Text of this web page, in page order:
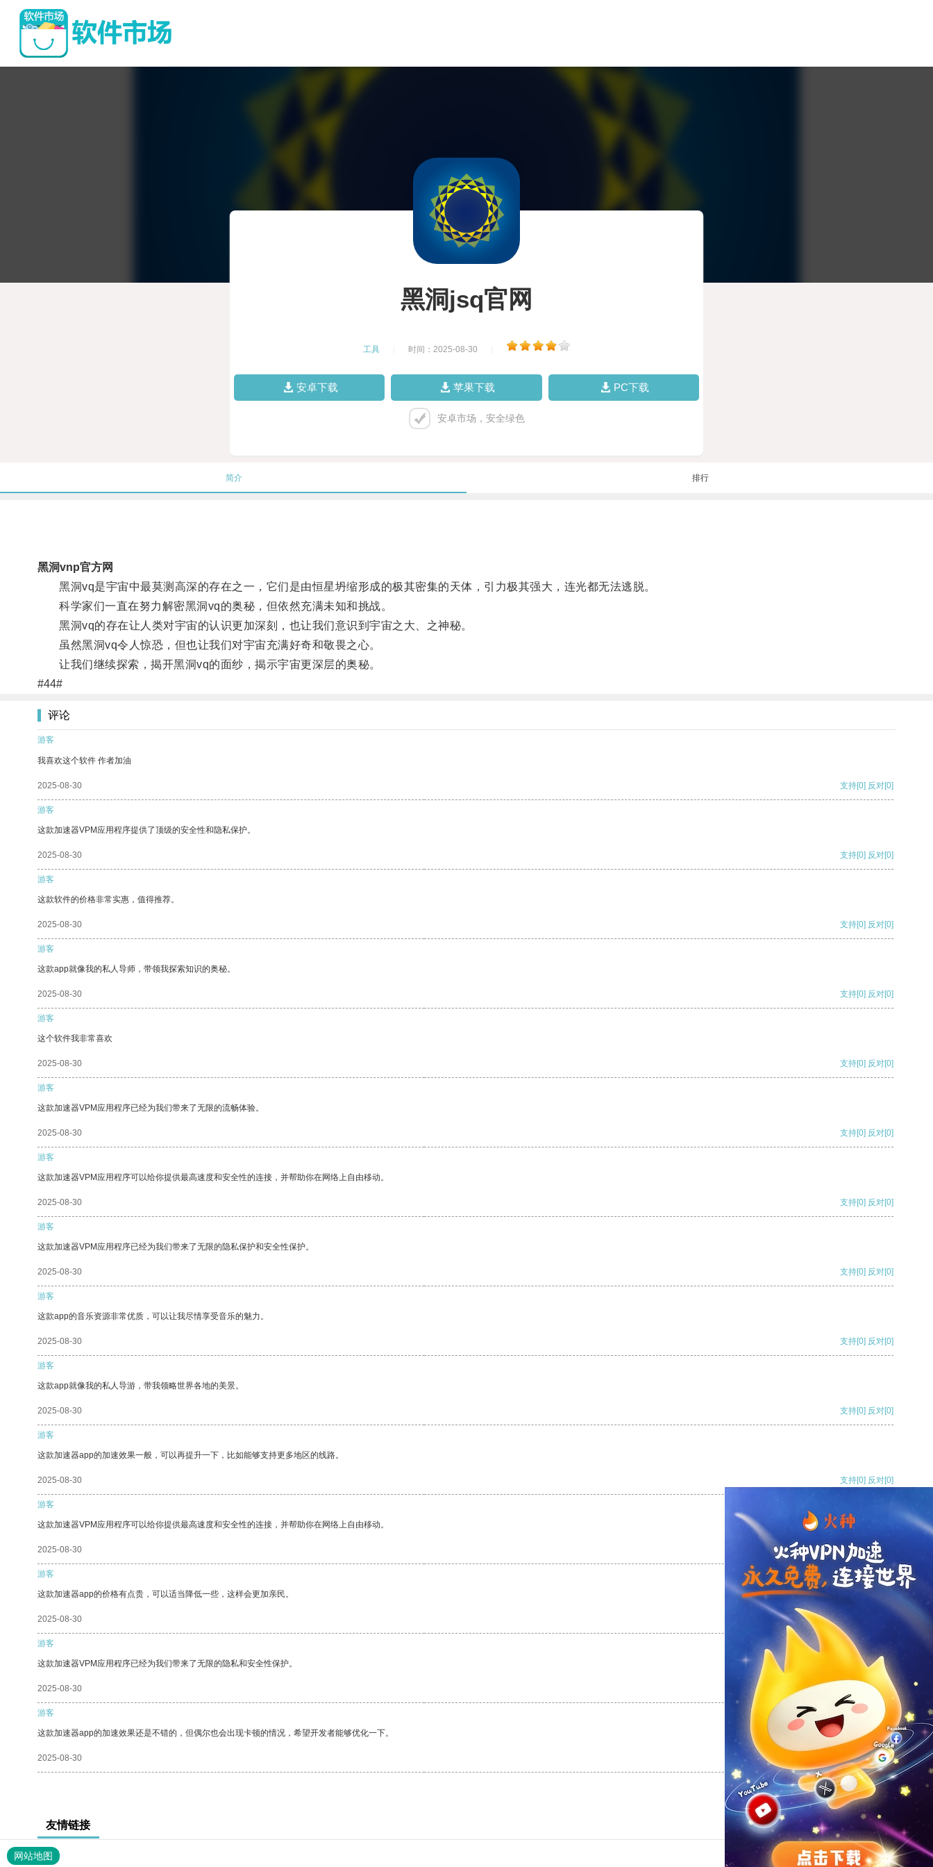
黑洞jsq官网
工具 时间：2025-08-30
安卓下载 苹果下载 PC下载
安卓市场，安全绿色
简介 排行
黑洞vnp官方网
黑洞vq是宇宙中最莫测高深的存在之一，它们是由恒星坍缩形成的极其密集的天体，引力极其强大，连光都无法逃脱。
科学家们一直在努力解密黑洞vq的奥秘，但依然充满未知和挑战。
黑洞vq的存在让人类对宇宙的认识更加深刻，也让我们意识到宇宙之大、之神秘。
虽然黑洞vq令人惊恐，但也让我们对宇宙充满好奇和敬畏之心。
让我们继续探索，揭开黑洞vq的面纱，揭示宇宙更深层的奥秘。
#44#
评论
游客
我喜欢这个软件 作者加油
2025-08-30 支持[0] 反对[0]
游客
这款加速器VPM应用程序提供了顶级的安全性和隐私保护。
2025-08-30 支持[0] 反对[0]
游客
这款软件的价格非常实惠，值得推荐。
2025-08-30 支持[0] 反对[0]
游客
这款app就像我的私人导师，带领我探索知识的奥秘。
2025-08-30 支持[0] 反对[0]
游客
这个软件我非常喜欢
2025-08-30 支持[0] 反对[0]
游客
这款加速器VPM应用程序已经为我们带来了无限的流畅体验。
2025-08-30 支持[0] 反对[0]
游客
这款加速器VPM应用程序可以给你提供最高速度和安全性的连接，并帮助你在网络上自由移动。
2025-08-30 支持[0] 反对[0]
游客
这款加速器VPM应用程序已经为我们带来了无限的隐私保护和安全性保护。
2025-08-30 支持[0] 反对[0]
游客
这款app的音乐资源非常优质，可以让我尽情享受音乐的魅力。
2025-08-30 支持[0] 反对[0]
游客
这款app就像我的私人导游，带我领略世界各地的美景。
2025-08-30 支持[0] 反对[0]
游客
这款加速器app的加速效果一般，可以再提升一下，比如能够支持更多地区的线路。
2025-08-30 支持[0] 反对[0]
游客
这款加速器VPM应用程序可以给你提供最高速度和安全性的连接，并帮助你在网络上自由移动。
2025-08-30 支持[0] 反对
游客
这款加速器app的价格有点贵，可以适当降低一些，这样会更加亲民。
2025-08-30 支持
游客
这款加速器VPM应用程序已经为我们带来了无限的隐私和安全性保护。
2025-08-30 反对 [0]
游客
这款加速器app的加速效果还是不错的，但偶尔也会出现卡顿的情况，希望开发者能够优化一下。
2025-08-30 支持[0] 反对[0]
友情链接
网站地图